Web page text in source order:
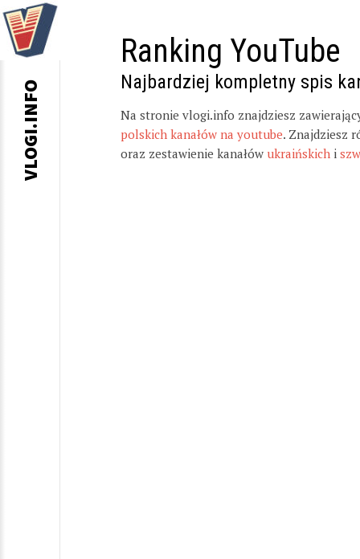
Ranking YouTube
Najbardziej kompletny spis
Na stronie vlogi.info znajdziesz
polskich kanałów na youtube. Znajdziesz
oraz zestawienie kanałów ukraińskich i
VLOGI.INFO